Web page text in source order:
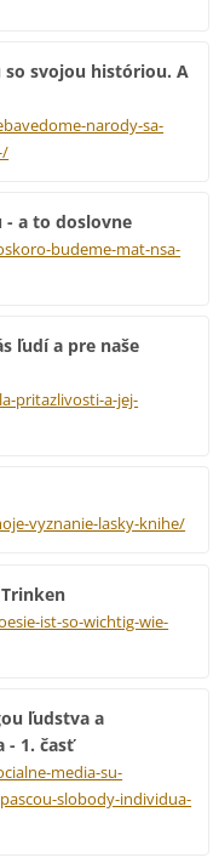
svojou históriou. A
narody-sa-
- a to doslovne
budeme-mat-nsa-
ľudí a pre naše
pritazlivosti-a-jej-
vyznanie-lasky-knihe/
ist-so-wichtig-wie-
ľudstva a
- 1. časť
media-su-
slobody-individua-